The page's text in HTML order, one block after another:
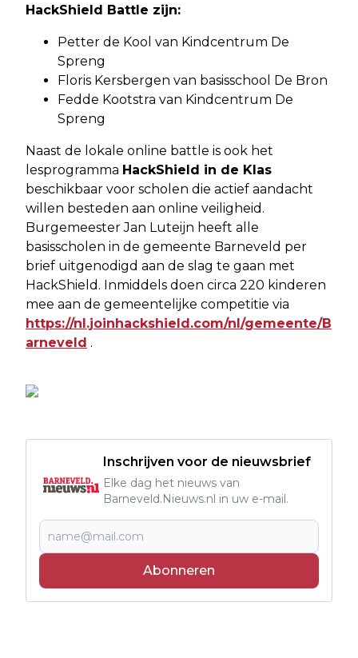
HackShield Battle zijn:
Petter de Kool van Kindcentrum De
Spreng
Floris Kersbergen van basisschool De Bron
Fedde Kootstra van Kindcentrum De
Spreng
Naast de lokale online battle is ook het
lesprogramma HackShield in de Klas
beschikbaar voor scholen die actief aandacht
willen besteden aan online veiligheid.
Burgemeester Jan Luteijn heeft alle
basisscholen in de gemeente Barneveld per
brief uitgenodigd aan de slag te gaan met
HackShield. Inmiddels doen circa 220 kinderen
mee aan de gemeentelijke competitie via
https://nl.joinhackshield.com/nl/gemeente/B
arneveld .
Inschrijven voor de nieuwsbrief
Elke dag het nieuws van
Barneveld.Nieuws.nl in uw e-mail.
Abonneren